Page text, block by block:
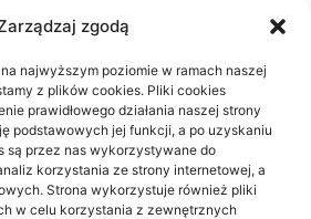
zgodą
najwyższym poziomie w ramach naszej
z plików cookies. Pliki cookies
prawidłowego działania naszej strony
podstawowych jej funkcji, a po uzyskaniu
są przez nas wykorzystywane do
korzystania ze strony internetowej, a
Strona wykorzystuje również pliki
w celu korzystania z zewnętrznych
na NFZ: fizjoterapia przy